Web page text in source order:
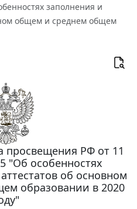
заполнения и
общем и среднем общем
просвещения РФ от 11
"Об особенностях
об основном
образовании в 2020